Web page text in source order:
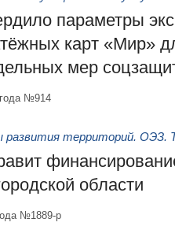
параметры
карт «Мир»
мер
№914
территорий. ОЭЗ.
области
№1889-р